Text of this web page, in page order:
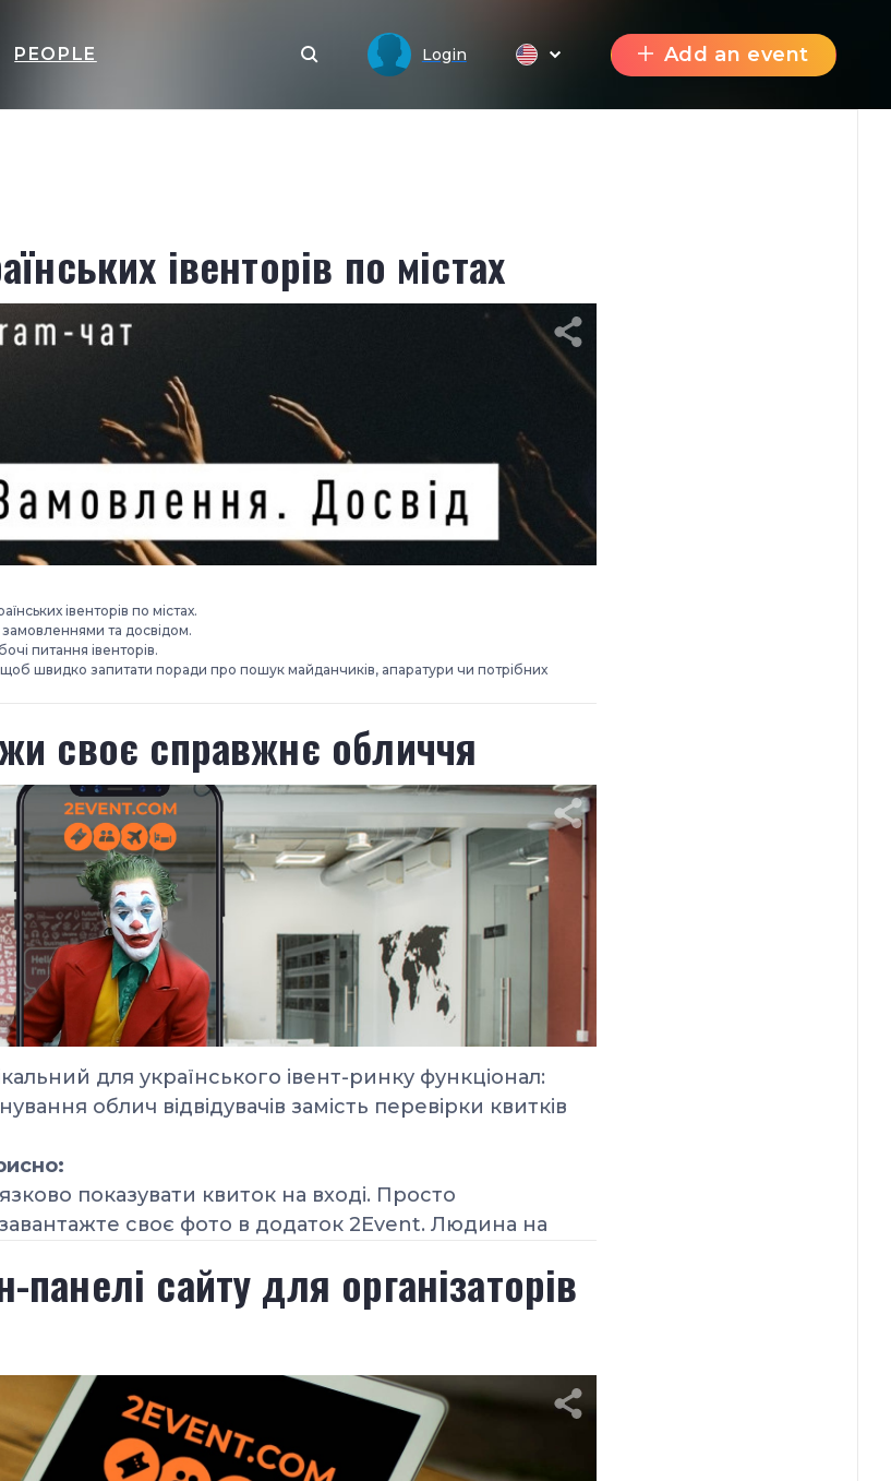
PEOPLE Login Add an event
івенторів по містах
івенторів по містах.
та досвідом.
питання івенторів.
щоб швидко запитати поради про пошук майданчиків, апаратури чи потрібних
своє справжнє обличчя
для українського івент-ринку функціонал:
облич відвідувачів замість перевірки квитків
показувати квиток на вході. Просто
своє фото в додаток 2Event. Людина на
сайту для організаторів